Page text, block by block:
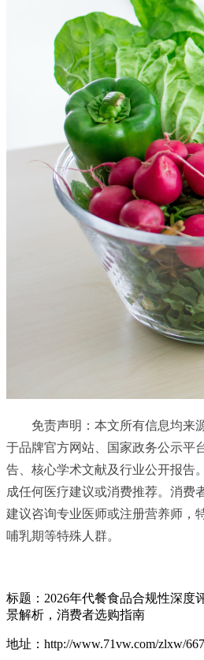
免责声明：本文所有信息均来
于品牌官方网站、国家政务公示平
告、核心学术文献及行业公开报告
成任何医疗建议或消费推荐。消费
建议咨询专业医师或注册营养师，
哺乳期等特殊人群。
标题：2026年代餐食品合规性深度
景解析，消费者选购指南
地址：http://www.71vw.com/zlxw/